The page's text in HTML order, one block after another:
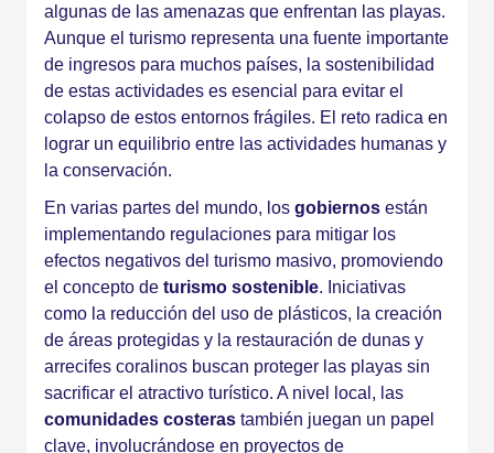
algunas de las amenazas que enfrentan las playas.
Aunque el turismo representa una fuente importante
de ingresos para muchos países, la sostenibilidad
de estas actividades es esencial para evitar el
colapso de estos entornos frágiles. El reto radica en
lograr un equilibrio entre las actividades humanas y
la conservación.
En varias partes del mundo, los gobiernos están
implementando regulaciones para mitigar los
efectos negativos del turismo masivo, promoviendo
el concepto de turismo sostenible. Iniciativas
como la reducción del uso de plásticos, la creación
de áreas protegidas y la restauración de dunas y
arrecifes coralinos buscan proteger las playas sin
sacrificar el atractivo turístico. A nivel local, las
comunidades costeras también juegan un papel
clave, involucrándose en proyectos de